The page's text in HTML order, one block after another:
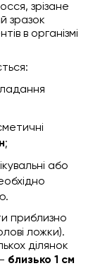
зрізане
зразок
в організмі
;
або
приблизно
ложки).
ділянок
близько 1 см